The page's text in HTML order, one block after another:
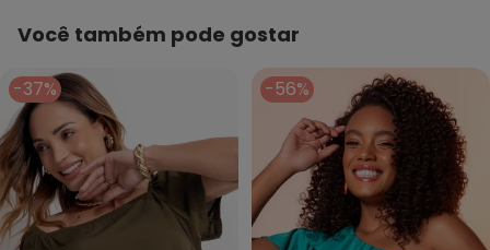
Você também pode gostar
-37% -56%